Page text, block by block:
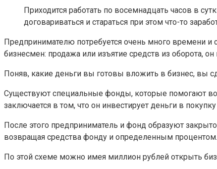
Приходится работать по восемнадцать часов в
договариваться и стараться при этом что-то
Предпринимателю потребуется очень много времени
бизнесмен: продажа или изъятие средств из оборота,
Поняв, какие деньги вы готовы вложить в бизнес, вы
Существуют специальные фонды, которые помогают
заключается в том, что он инвестирует деньги в
После этого предприниматель и фонд образуют
возвращая средства фонду и определенным процентом.
По этой схеме можно имея миллион рублей открыть